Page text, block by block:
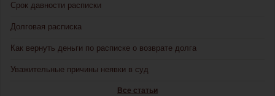
Срок давности расписки
Долговая расписка
Как вернуть деньги по расписке о возврате долга
Уважительные причины неявки в суд
Все статьи